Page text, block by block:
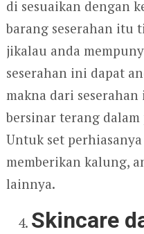
di sesuaikan dengan
barang seserahan itu
jikalau anda
seserahan ini dapat
makna dari
bersinar terang
Untuk set
memberikan kalung,
lainnya.
Skincare